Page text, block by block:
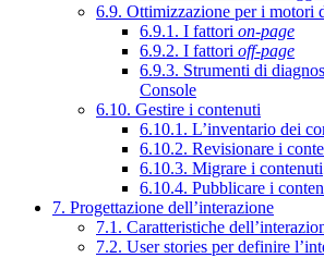
6.9. Ottimizzazione per i motori
6.9.1. I fattori on-page
6.9.2. I fattori off-page
6.9.3. Strumenti di
Console
6.10. Gestire i contenuti
6.10.1. L’inventario dei
6.10.2. Revisionare i
6.10.3. Migrare i contenuti
6.10.4. Pubblicare i
7. Progettazione dell’interazione
7.1. Caratteristiche
7.2. User stories per definire